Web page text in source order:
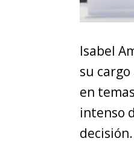
Isabel
su
en
intenso